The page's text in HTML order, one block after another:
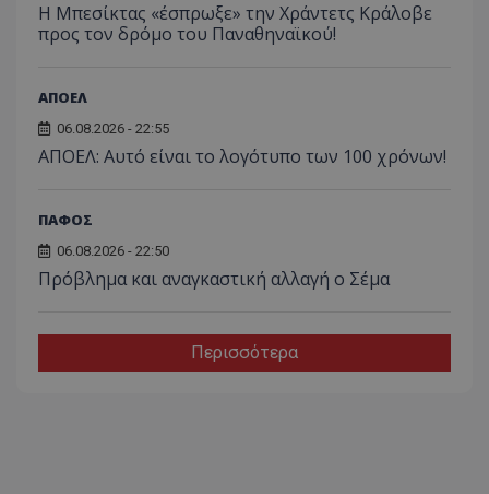
Η Μπεσίκτας «έσπρωξε» την Χράντετς Κράλοβε
προς τον δρόμο του Παναθηναϊκού!
ΑΠΟΕΛ
06.08.2026 - 22:55
ΑΠΟΕΛ: Αυτό είναι το λογότυπο των 100 χρόνων!
ΠΑΦΟΣ
06.08.2026 - 22:50
Πρόβλημα και αναγκαστική αλλαγή ο Σέμα
Περισσότερα